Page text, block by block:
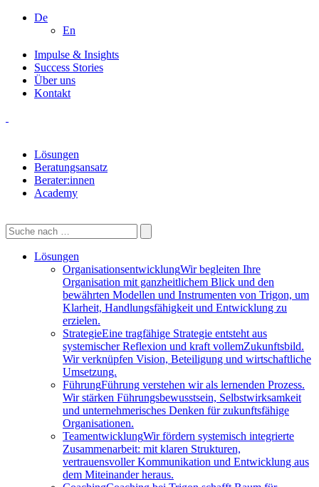
De
En
Impulse & Insights
Success Stories
Über uns
Kontakt
Lösungen
Beratungsansatz
Berater:innen
Academy
Lösungen
OrganisationsentwicklungWir begleiten Ihre
Organisation mit ganzheitlichem Blick und den
bewährten Modellen und Instrumenten von Trigon, um
Klarheit, Handlungsfähigkeit und Entwicklung zu
erzielen.
StrategieEine tragfähige Strategie entsteht aus
systemischer Reflexion und kraft vollemZukunftsbild.
Wir verknüpfen Vision, Beteiligung und wirtschaftliche
Umsetzung.
FührungFührung verstehen wir als lernenden Prozess.
Wir stärken Führungsbewusstsein, Selbstwirksamkeit
und unternehmerisches Denken für zukunftsfähige
Organisationen.
TeamentwicklungWir fördern systemisch integrierte
Zusammenarbeit: mit klaren Strukturen,
vertrauensvoller Kommunikation und Entwicklung aus
dem Miteinander heraus.